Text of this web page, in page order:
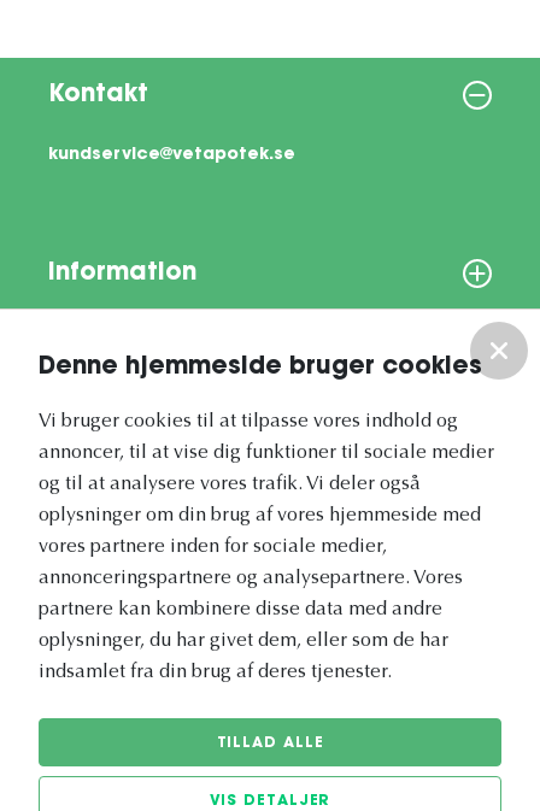
Denne hjemmeside bruger cookies
Vi bruger cookies til at tilpasse vores indhold og
annoncer, til at vise dig funktioner til sociale medier
og til at analysere vores trafik. Vi deler også
oplysninger om din brug af vores hjemmeside med
vores partnere inden for sociale medier,
annonceringspartnere og analysepartnere. Vores
partnere kan kombinere disse data med andre
oplysninger, du har givet dem, eller som de har
indsamlet fra din brug af deres tjenester.
TILLAD ALLE
VIS DETALJER
Kontakt
kundservice@vetapotek.se
Information
Vores nyhedsbrev
Vetapotek.dk er en del af
Evidensia
Dyresundhedspleje